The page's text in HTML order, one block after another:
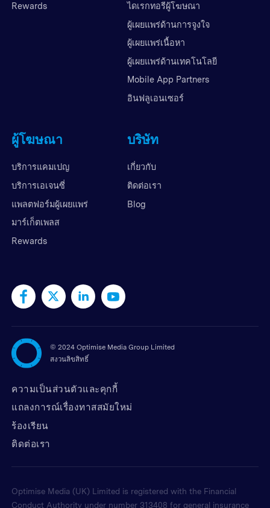
Rewards
ไดเรกทอรีผู้โฆษณา
ผู้เผยแพร่ด้านการจูงใจ
ผู้เผยแพร่เนื้อหา
ผู้เผยแพร่ด้านเทคโนโลยี
Mobile App Partners
อินฟลูเอนเซอร์
ผู้โฆษณา
บริการแคมเปญ
บริการเอเจนซี่
แพลตฟอร์มผู้เผยแพร่
มาร์เก็ตเพลส
Rewards
บริษัท
เกี่ยวกับ
ติดต่อเรา
Blog
© 2024 Optimise Media Group Limited
สงวนลิขสิทธิ์
ความเป็นส่วนตัวและคุกกี้
แถลงการณ์เรื่องทาสสมัยใหม่
ร้องเรียน
ติดต่อเรา
Optimise Media (UK) Limited is registered with the Financial
Conduct Authority under number 313408 for general insurance